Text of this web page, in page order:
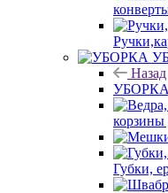
Назад
УБОРКА
корзины
Губки,